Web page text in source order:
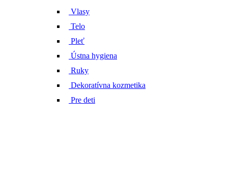
Vlasy
Telo
Pleť
Ústna hygiena
Ruky
Dekoratívna kozmetika
Pre deti